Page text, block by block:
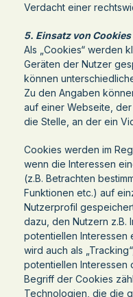
Verdacht einer
5. Einsatz von Cookies
Als „Cookies“ werden
Geräten der Nutzer
können
Zu den Angaben
auf einer Webseite,
die Stelle, an der ein
Cookies werden im
wenn die Interessen
(z.B. Betrachten
Funktionen etc.) auf
Nutzerprofil
dazu, den Nutzern z.B.
potentiellen Interessen
wird auch als
potentiellen Interessen
Begriff der Cookies
Technologien, die die